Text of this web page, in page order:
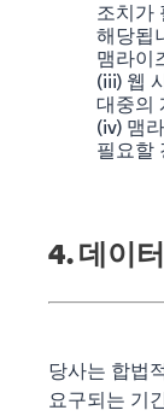
조치가
해당됩
맴라이
(iii) 웹
대중의
(iv) 맴
필요할
4. 데이
당사는 합법
요구되는 기